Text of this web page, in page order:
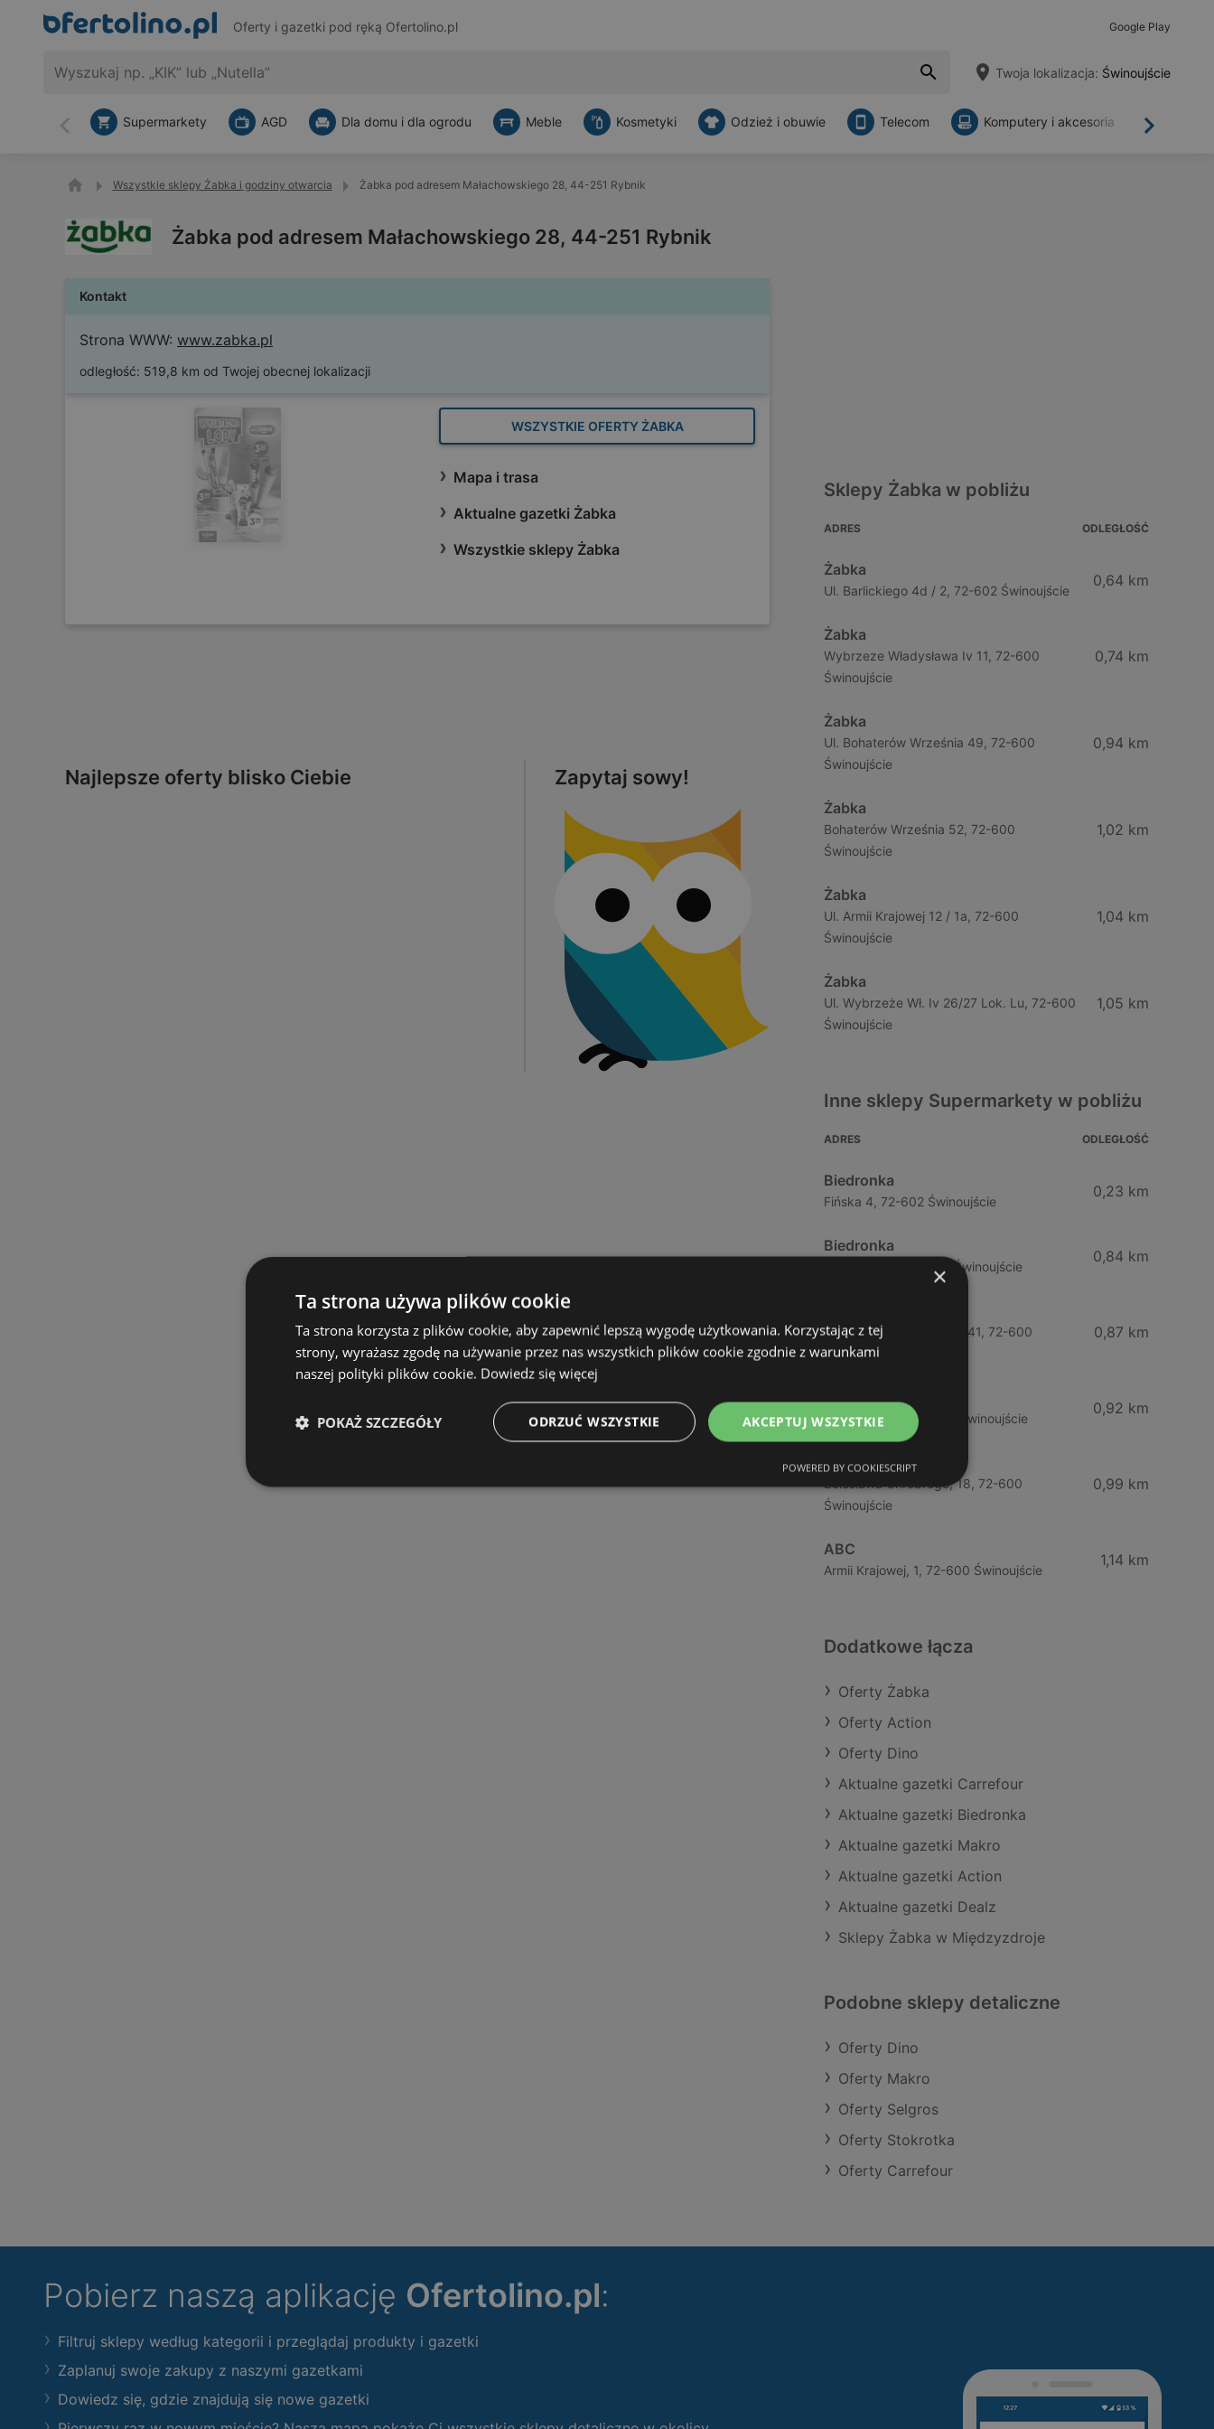
Oferty i gazetki pod ręką Ofertolino.pl Google Play
Twoja lokalizacja: Świnoujście
Wstecz Dalej
Supermarkety AGD Dla domu i dla ogrodu Meble Kosmetyki Odzież i obuwie Telecom Komputery i akcesoria
Wszystkie sklepy Żabka i godziny otwarcia Żabka pod adresem Małachowskiego 28, 44-251 Rybnik
Żabka pod adresem Małachowskiego 28, 44-251 Rybnik
Kontakt
Strona WWW: www.zabka.pl
odległość: 519,8 km od Twojej obecnej lokalizacji
WSZYSTKIE OFERTY ŻABKA
Mapa i trasa
Aktualne gazetki Żabka
Wszystkie sklepy Żabka
Najlepsze oferty blisko Ciebie Zapytaj sowy!
Sklepy Żabka w pobliżu
ADRES ODLEGŁOŚĆ
Żabka
Ul. Barlickiego 4d / 2, 72-602 Świnoujście
0,64 km
Żabka
Wybrzeze Władysława Iv 11, 72-600
Świnoujście
0,74 km
Żabka
Ul. Bohaterów Września 49, 72-600
Świnoujście
0,94 km
Żabka
Bohaterów Września 52, 72-600
Świnoujście
1,02 km
Żabka
Ul. Armii Krajowej 12 / 1a, 72-600
Świnoujście
1,04 km
Żabka
Ul. Wybrzeże Wł. Iv 26/27 Lok. Lu, 72-600
Świnoujście
1,05 km
Inne sklepy Supermarkety w pobliżu
ADRES ODLEGŁOŚĆ
Biedronka
Fińska 4, 72-602 Świnoujście
0,23 km
Biedronka
Chrobrego 9, 72-600 Świnoujście
0,84 km
Ul. Bohaterów Września 41, 72-600
Świnoujście
0,87 km
ABC
Barlickiego, 4, 72-600 Świnoujście
0,92 km
ABC
Bolesława Chrobrego, 18, 72-600
Świnoujście
0,99 km
ABC
Armii Krajowej, 1, 72-600 Świnoujście
1,14 km
Dodatkowe łącza
Oferty Żabka
Oferty Action
Oferty Dino
Aktualne gazetki Carrefour
Aktualne gazetki Biedronka
Aktualne gazetki Makro
Aktualne gazetki Action
Aktualne gazetki Dealz
Sklepy Żabka w Międzyzdroje
Podobne sklepy detaliczne
Oferty Dino
Oferty Makro
Oferty Selgros
Oferty Stokrotka
Oferty Carrefour
Pobierz naszą aplikację Ofertolino.pl:
Filtruj sklepy według kategorii i przeglądaj produkty i gazetki
Zaplanuj swoje zakupy z naszymi gazetkami
Dowiedz się, gdzie znajdują się nowe gazetki
×
Ta strona używa plików cookie
Ta strona korzysta z plików cookie, aby zapewnić lepszą wygodę użytkowania. Korzystając z tej
strony, wyrażasz zgodę na używanie przez nas wszystkich plików cookie zgodnie z warunkami
naszej polityki plików cookie. Dowiedz się więcej
AKCEPTUJ WSZYSTKIE
ODRZUĆ WSZYSTKIE
POKAŻ SZCZEGÓŁY
POWERED BY COOKIESCRIPT